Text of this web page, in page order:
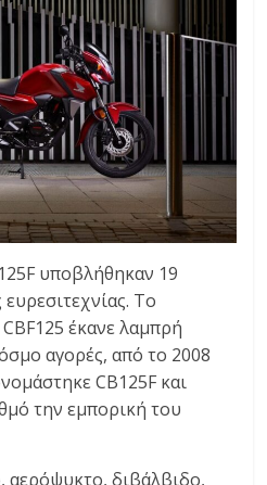
υποβλήθηκαν 19
Το
έκανε λαμπρή
αγορές, από το 2008
CB125F και
την εμπορική του
αερόψυκτο, διβάλβιδο,